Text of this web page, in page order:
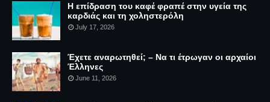
Η επίδραση του καφέ φραπέ στην υγεία της
καρδιάς και τη χοληστερόλη
July 17, 2026
Έχετε αναρωτηθεί; – Να τι έτρωγαν οι αρχαίοι
Έλληνες
June 11, 2026